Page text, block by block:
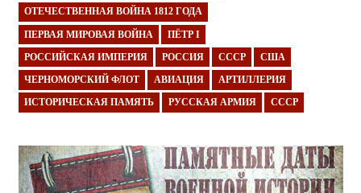
ОТЕЧЕСТВЕННАЯ ВОЙНА 1812 ГОДА
ПЕРВАЯ МИРОВАЯ ВОЙНА ПЁТР I
РОССИЙСКАЯ ИМПЕРИЯ РОССИЯ СССР США
ЧЕРНОМОРСКИЙ ФЛОТ АВИАЦИЯ АРТИЛЛЕРИЯ
ИСТОРИЧЕСКАЯ ПАМЯТЬ РУССКАЯ АРМИЯ СССР